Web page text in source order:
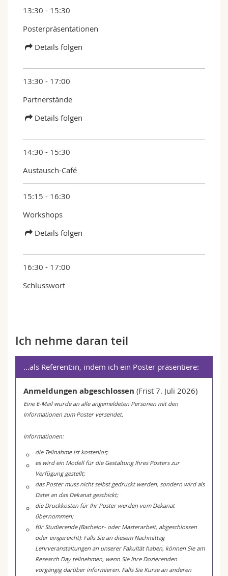
13:30 - 15:30
Posterpräsentationen
Details folgen
13:30 - 17:00
Partnerstände
Details folgen
14:30 - 15:30
Austausch-Café
15:15 - 16:30
Workshops
Details folgen
16:30 - 17:00
Schlusswort
Ich nehme daran teil
...als Referent:in, indem ich ein Poster präsentiere:
Anmeldungen abgeschlossen (Frist 7. Juli 2026)
Eine E‑Mail wurde an alle angemeldeten Personen mit den
Informationen zum Poster versendet.
Informationen:
die Teilnahme ist kostenlos;
es wird ein Modell für die Gestaltung Ihres Posters zur
Verfügung gestellt;
das Poster muss nicht selbst gedruckt werden, sondern wird als
Datei an das Dekanat geschickt;
die Druckkosten für Ihr Poster werden vom Dekanat
übernommen;
für Studierende (Bachelor- oder Masterarbeit, abgeschlossen
oder eingereicht): Falls Sie an diesem Nachmittag
Lehrveranstaltungen an unserer Fakultät haben, können Sie am
Research Day teilnehmen, wenn Sie Ihre Dozierenden
vorgängig darüber informieren. Falls Sie Kurse an anderen